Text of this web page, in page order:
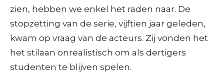
zien, hebben we enkel het raden naar. De
stopzetting van de serie, vijftien jaar geleden,
kwam op vraag van de acteurs. Zij vonden het
het stilaan onrealistisch om als dertigers
studenten te blijven spelen.